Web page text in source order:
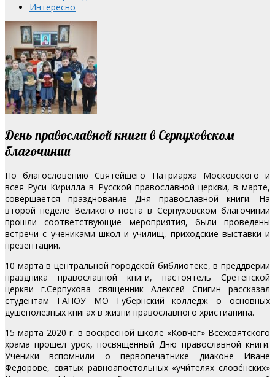
Интересно
День православной книги в Серпуховском
благочинии
По благословению Святейшего Патриарха Московского и
всея Руси Кирилла в Русской православной церкви, в марте,
совершается празднование Дня православной книги. На
второй неделе Великого поста в Серпуховском благочинии
прошли соответствующие мероприятия, были проведены
встречи с учениками школ и училищ, приходские выставки и
презентации.
10 марта в центральной городской библиотеке, в преддверии
праздника православной книги, настоятель Сретенской
церкви г.Серпухова священник Алексей Спигин рассказал
студентам ГАПОУ МО Губернский колледж о основных
душеполезных книгах в жизни православного христианина.
15 марта 2020 г. в воскресной школе «Ковчег» Всехсвятского
храма прошел урок, посвященный Дню православной книги.
Ученики вспомнили о первопечатнике диаконе Иване
Фёдорове, святых равноапостольных «учи́телях слове́нских»